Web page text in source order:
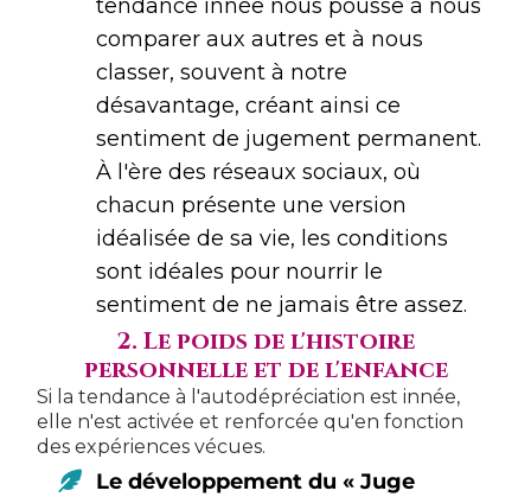
tendance innée nous pousse à nous
comparer aux autres et à nous
classer, souvent à notre
désavantage, créant ainsi ce
sentiment de jugement permanent.
À l'ère des réseaux sociaux, où
chacun présente une version
idéalisée de sa vie, les conditions
sont idéales pour nourrir le
sentiment de ne jamais être assez.
2. Le poids de l'histoire
personnelle et de l'enfance
Si la tendance à l'autodépréciation est innée,
elle n'est activée et renforcée qu'en fonction
des expériences vécues.
Le développement du « Juge